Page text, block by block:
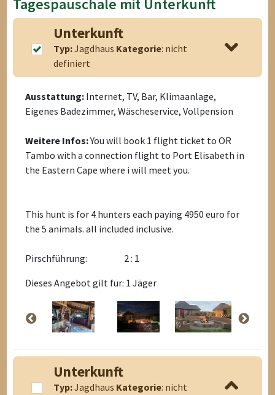
Tagespauschale mit Unterkunft
Unterkunft
Typ:Jagdhaus Kategorie: nicht
definiert
Ausstattung: Internet, TV, Bar, Klimaanlage,
Eigenes Badezimmer, Wäscheservice, Vollpension
Weitere Infos:You will book 1 flight ticket to OR
Tambo with a connection flight to Port Elisabeth in
the Eastern Cape where i will meet you.
This hunt is for 4 hunters each paying 4950 euro for
the 5 animals. all included inclusive.
Pirschführung:
2 : 1
Dieses Angebot gilt für: 1 Jäger
Unterkunft
Typ:Jagdhaus Kategorie: nicht